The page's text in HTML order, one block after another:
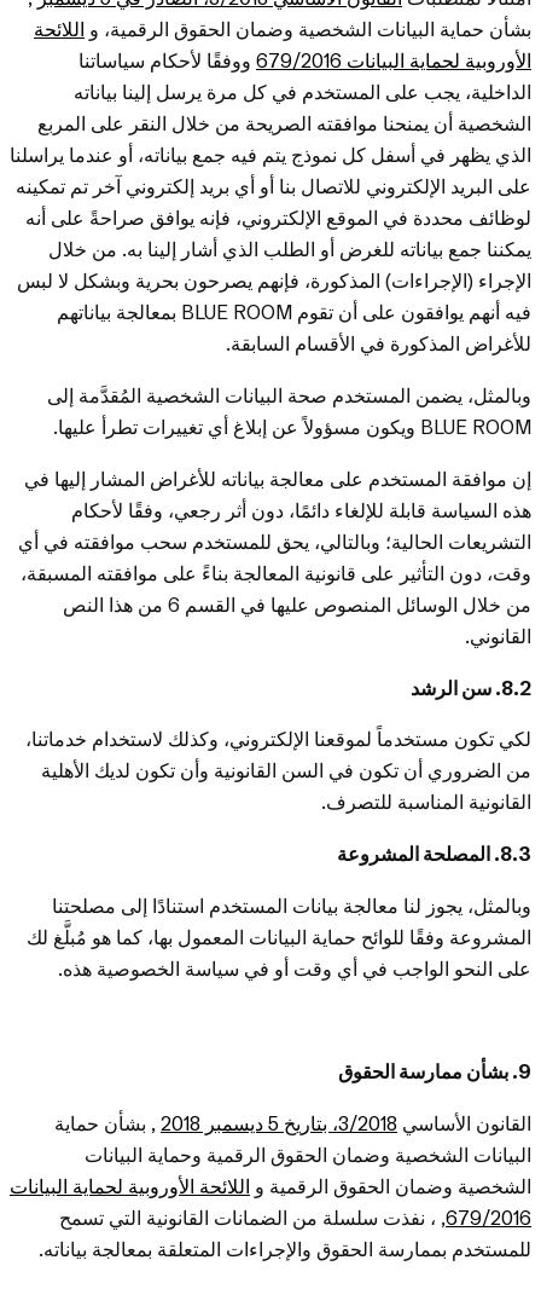
بشأن حماية البيانات الشخصية وضمان الحقوق الرقمية، و اللائحة
الأوروبية لحماية البيانات 679/2016
ووفقًا لأحكام سياساتنا
الداخلية، يجب على المستخدم في كل مرة يرسل إلينا بياناته
الشخصية أن يمنحنا موافقته الصريحة من خلال النقر على المربع
الذي يظهر في أسفل كل نموذج يتم فيه جمع بياناته، أو عندما يراسلنا
على البريد الإلكتروني للاتصال بنا أو أي بريد إلكتروني آخر تم تمكينه
لوظائف محددة في الموقع الإلكتروني، فإنه يوافق صراحةً على أنه
يمكننا جمع بياناته للغرض أو الطلب الذي أشار إلينا به. من خلال
الإجراء (الإجراءات) المذكورة، فإنهم يصرحون بحرية وبشكل لا لبس
فيه أنهم يوافقون على أن تقوم BLUE ROOM بمعالجة بياناتهم
للأغراض المذكورة في الأقسام السابقة.
وبالمثل، يضمن المستخدم صحة البيانات الشخصية المُقدَّمة إلى
BLUE ROOM ويكون مسؤولاً عن إبلاغ أي تغييرات تطرأ عليها.
إن موافقة المستخدم على معالجة بياناته للأغراض المشار إليها في
هذه السياسة قابلة للإلغاء دائمًا، دون أثر رجعي، وفقًا لأحكام
التشريعات الحالية؛ وبالتالي، يحق للمستخدم سحب موافقته في أي
وقت، دون التأثير على قانونية المعالجة بناءً على موافقته المسبقة،
من خلال الوسائل المنصوص عليها في القسم 6 من هذا النص
القانوني.
8.2. سن الرشد
لكي تكون مستخدماً لموقعنا الإلكتروني، وكذلك لاستخدام خدماتنا،
من الضروري أن تكون في السن القانونية وأن تكون لديك الأهلية
القانونية المناسبة للتصرف.
8.3. المصلحة المشروعة
وبالمثل، يجوز لنا معالجة بيانات المستخدم استنادًا إلى مصلحتنا
المشروعة وفقًا للوائح حماية البيانات المعمول بها، كما هو مُبلَّغ لك
على النحو الواجب في أي وقت أو في سياسة الخصوصية هذه.
9. بشأن ممارسة الحقوق
القانون الأساسي 3/2018، بتاريخ 5 ديسمبر 2018
, بشأن حماية
البيانات الشخصية وضمان الحقوق الرقمية وحماية البيانات
الشخصية وضمان الحقوق الرقمية و اللائحة الأوروبية لحماية البيانات
679/2016, ، نفذت سلسلة من الضمانات القانونية التي تسمح
للمستخدم بممارسة الحقوق والإجراءات المتعلقة بمعالجة بياناته.
إيزي تراك